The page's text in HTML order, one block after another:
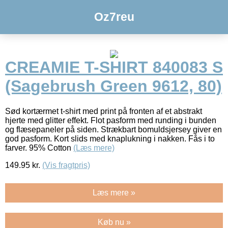
Oz7reu
CREAMIE T-SHIRT 840083 S
(Sagebrush Green 9612, 80)
Sød kortærmet t-shirt med print på fronten af et abstrakt
hjerte med glitter effekt. Flot pasform med runding i bunden
og flæsepaneler på siden. Strækbart bomuldsjersey giver en
god pasform. Kort slids med knaplukning i nakken. Fås i to
farver. 95% Cotton (Læs mere)
149.95 kr. (Vis fragtpris)
Læs mere »
Køb nu »